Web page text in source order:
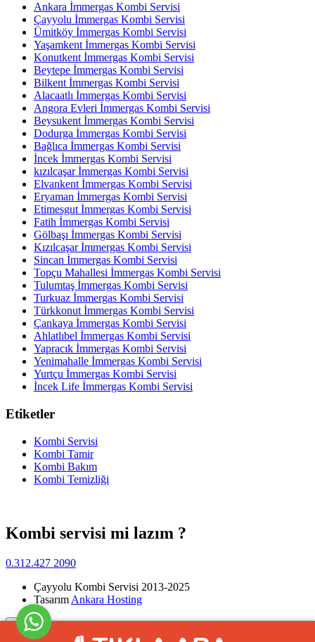
Ankara İmmergas Kombi Servisi
Çayyolu İmmergas Kombi Servisi
Ümitköy İmmergas Kombi Servisi
Yaşamkent İmmergas Kombi Servisi
Konutkent İmmergas Kombi Servisi
Beytepe İmmergas Kombi Servisi
Bilkent İmmergas Kombi Servisi
Alacaatlı İmmergas Kombi Servisi
Angora Evleri İmmergas Kombi Servisi
Beysukent İmmergas Kombi Servisi
Dodurga İmmergas Kombi Servisi
Bağlıca İmmergas Kombi Servisi
İncek İmmergas Kombi Servisi
kızılcaşar İmmergas Kombi Servisi
Elvankent İmmergas Kombi Servisi
Eryaman İmmergas Kombi Servisi
Etimesgut İmmergas Kombi Servisi
Fatih İmmergas Kombi Servisi
Gölbaşı İmmergas Kombi Servisi
Kızılcaşar İmmergas Kombi Servisi
Sincan İmmergas Kombi Servisi
Topçu Mahallesi İmmergas Kombi Servisi
Tulumtaş İmmergas Kombi Servisi
Turkuaz İmmergas Kombi Servisi
Türkkonut İmmergas Kombi Servisi
Çankaya İmmergas Kombi Servisi
Ahlatlıbel İmmergas Kombi Servisi
Yapracık İmmergas Kombi Servisi
Yenimahalle İmmergas Kombi Servisi
Yurtçu İmmergas Kombi Servisi
İncek Life İmmergas Kombi Servisi
Etiketler
Kombi Servisi
Kombi Tamir
Kombi Bakım
Kombi Temizliği
Kombi servisi mi lazım ?
0.312.427 2090
Çayyolu Kombi Servisi 2013-2025
Tasarım Ankara Hosting
Yukarı